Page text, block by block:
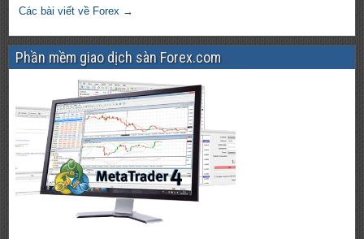
Các bài viết về Forex →
Phần mềm giao dịch sàn Forex.com